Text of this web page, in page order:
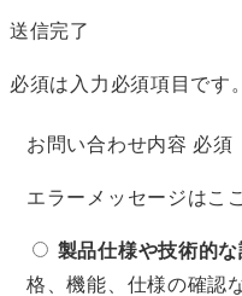
送信完了
必須は入力必須項目です。
お問い合わせ内容 必須
エラーメッセージはこ
製品仕様や技術的
格、機能、仕様の確認